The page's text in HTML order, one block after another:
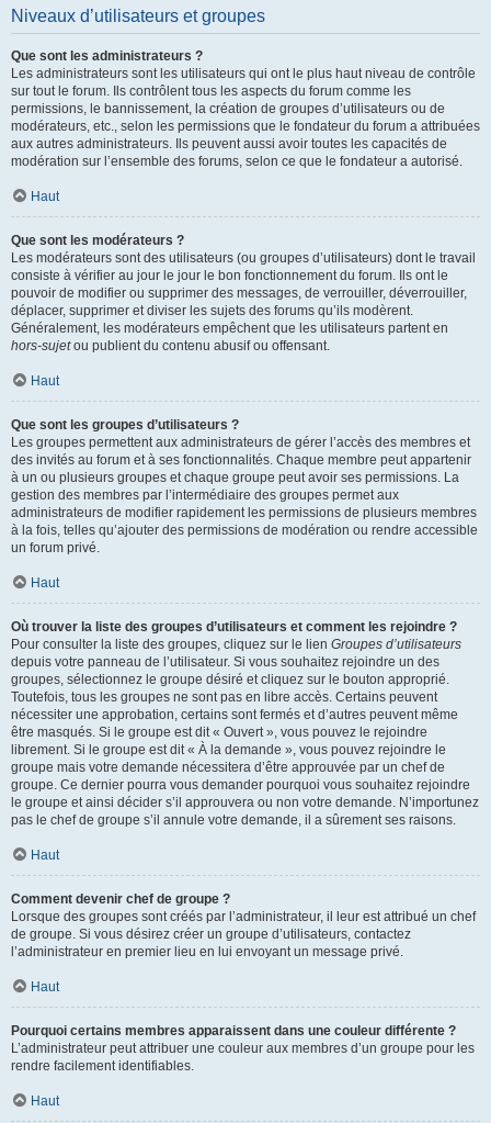
Niveaux d’utilisateurs et groupes
Que sont les administrateurs ?
Les administrateurs sont les utilisateurs qui ont le plus haut niveau de contrôle
sur tout le forum. Ils contrôlent tous les aspects du forum comme les
permissions, le bannissement, la création de groupes d’utilisateurs ou de
modérateurs, etc., selon les permissions que le fondateur du forum a attribuées
aux autres administrateurs. Ils peuvent aussi avoir toutes les capacités de
modération sur l’ensemble des forums, selon ce que le fondateur a autorisé.
Haut
Que sont les modérateurs ?
Les modérateurs sont des utilisateurs (ou groupes d’utilisateurs) dont le travail
consiste à vérifier au jour le jour le bon fonctionnement du forum. Ils ont le
pouvoir de modifier ou supprimer des messages, de verrouiller, déverrouiller,
déplacer, supprimer et diviser les sujets des forums qu’ils modèrent.
Généralement, les modérateurs empêchent que les utilisateurs partent en
hors-sujetou publient du contenu abusif ou offensant.
Haut
Que sont les groupes d’utilisateurs ?
Les groupes permettent aux administrateurs de gérer l’accès des membres et
des invités au forum et à ses fonctionnalités. Chaque membre peut appartenir
à un ou plusieurs groupes et chaque groupe peut avoir ses permissions. La
gestion des membres par l’intermédiaire des groupes permet aux
administrateurs de modifier rapidement les permissions de plusieurs membres
à la fois, telles qu’ajouter des permissions de modération ou rendre accessible
un forum privé.
Haut
Où trouver la liste des groupes d’utilisateurs et comment les rejoindre ?
Pour consulter la liste des groupes, cliquez sur le lien Groupes d’utilisateurs
depuis votre panneau de l’utilisateur. Si vous souhaitez rejoindre un des
groupes, sélectionnez le groupe désiré et cliquez sur le bouton approprié.
Toutefois, tous les groupes ne sont pas en libre accès. Certains peuvent
nécessiter une approbation, certains sont fermés et d’autres peuvent même
être masqués. Si le groupe est dit « Ouvert », vous pouvez le rejoindre
librement. Si le groupe est dit « À la demande », vous pouvez rejoindre le
groupe mais votre demande nécessitera d’être approuvée par un chef de
groupe. Ce dernier pourra vous demander pourquoi vous souhaitez rejoindre
le groupe et ainsi décider s’il approuvera ou non votre demande. N’importunez
pas le chef de groupe s’il annule votre demande, il a sûrement ses raisons.
Haut
Comment devenir chef de groupe ?
Lorsque des groupes sont créés par l’administrateur, il leur est attribué un chef
de groupe. Si vous désirez créer un groupe d’utilisateurs, contactez
l’administrateur en premier lieu en lui envoyant un message privé.
Haut
Pourquoi certains membres apparaissent dans une couleur différente ?
L’administrateur peut attribuer une couleur aux membres d’un groupe pour les
rendre facilement identifiables.
Haut